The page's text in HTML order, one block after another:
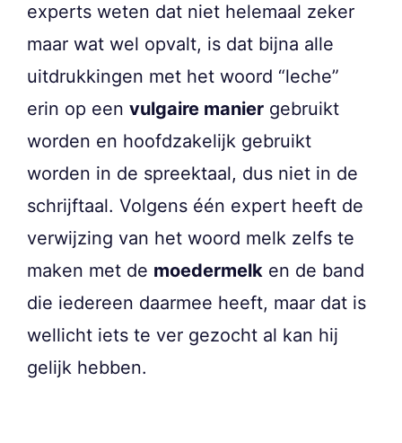
experts weten dat niet helemaal zeker
maar wat wel opvalt, is dat bijna alle
uitdrukkingen met het woord “leche”
erin op een vulgaire manier gebruikt
worden en hoofdzakelijk gebruikt
worden in de spreektaal, dus niet in de
schrijftaal. Volgens één expert heeft de
verwijzing van het woord melk zelfs te
maken met de moedermelk en de band
die iedereen daarmee heeft, maar dat is
wellicht iets te ver gezocht al kan hij
gelijk hebben.